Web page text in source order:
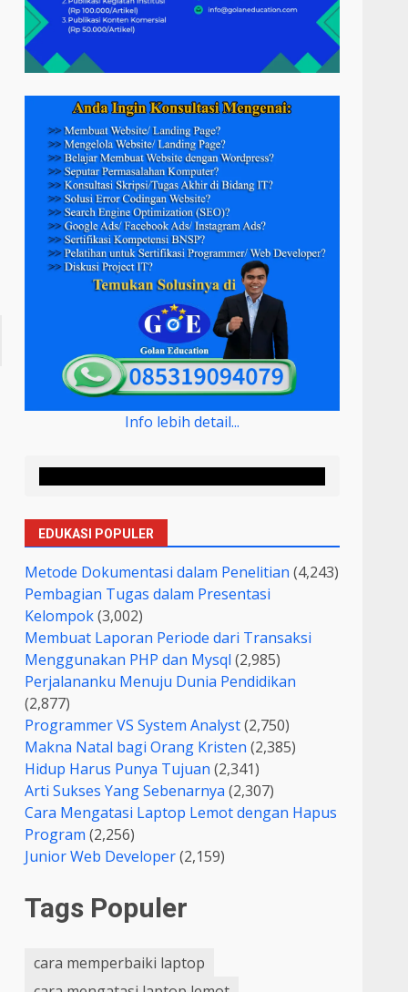
Info lebih detail...
EDUKASI POPULER
Metode Dokumentasi dalam Penelitian (4,243)
Pembagian Tugas dalam Presentasi
Kelompok(3,002)
Membuat Laporan Periode dari Transaksi
Menggunakan PHP dan Mysql (2,985)
Perjalananku Menuju Dunia Pendidikan
(2,877)
Programmer VS System Analyst(2,750)
Makna Natal bagi Orang Kristen (2,385)
Hidup Harus Punya Tujuan (2,341)
Arti Sukses Yang Sebenarnya (2,307)
Cara Mengatasi Laptop Lemot dengan Hapus
Program (2,256)
Junior Web Developer(2,159)
Tags Populer
cara memperbaiki laptop